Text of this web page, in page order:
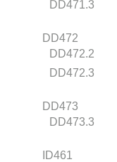
DD471.3
DD472
DD472.2
DD472.3
DD473
DD473.3
ID461